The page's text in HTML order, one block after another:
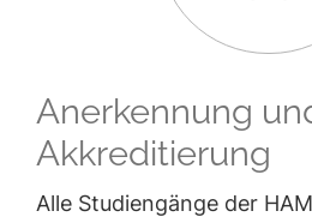
Anerkennung
Akkreditierung
Alle Studiengänge der